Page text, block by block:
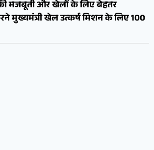
मजबूती और खेलों के लिए बेहतर
मुख्यमंत्री खेल उत्कर्ष मिशन के लिए 100